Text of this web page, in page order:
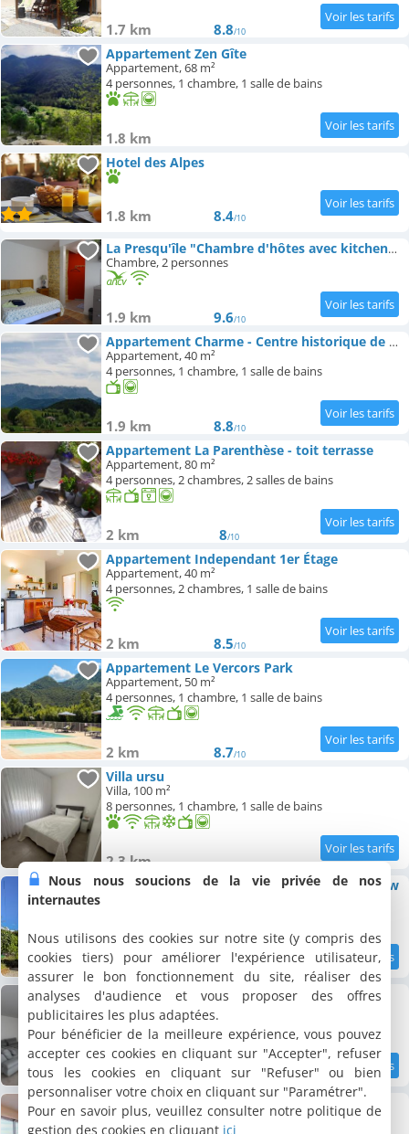
1.7 km 8.8/10
Appartement Zen Gîte
Appartement, 68 m²
4 personnes, 1 chambre, 1 salle de bains
1.8 km
Hotel des Alpes
1.8 km 8.4/10
La Presqu'île "Chambre d'hôtes avec kitchenette"
Chambre, 2 personnes
1.9 km 9.6/10
Appartement Charme - Centre historique de Die
Appartement, 40 m²
4 personnes, 1 chambre, 1 salle de bains
1.9 km 8.8/10
Appartement La Parenthèse - toit terrasse
Appartement, 80 m²
4 personnes, 2 chambres, 2 salles de bains
2 km 8/10
Appartement Independant 1er Étage
Appartement, 40 m²
4 personnes, 2 chambres, 1 salle de bains
2 km 8.5/10
Appartement Le Vercors Park
Appartement, 50 m²
4 personnes, 1 chambre, 1 salle de bains
2 km 8.7/10
Villa ursu
Villa, 100 m²
8 personnes, 1 chambre, 1 salle de bains
2.3 km
Gorgeous In Die avec Maison A Mountain View
2.3 km 7.5/10
Villa ursu
Villa, 100 m²
1 personne, 1 salle de bains
2.6 km
Appartement neuf, avec vue montagnes.
Appartement, 90 m²
Nous nous soucions de la vie privée de nos
internautes
Nous utilisons des cookies sur notre site (y compris des
cookies tiers) pour améliorer l'expérience utilisateur,
assurer le bon fonctionnement du site, réaliser des
analyses d'audience et vous proposer des offres
publicitaires les plus adaptées.
Pour bénéficier de la meilleure expérience, vous pouvez
accepter ces cookies en cliquant sur "Accepter", refuser
tous les cookies en cliquant sur "Refuser" ou bien
personnaliser votre choix en cliquant sur "Paramétrer".
Pour en savoir plus, veuillez consulter notre politique de
gestion des cookies en cliquant ici